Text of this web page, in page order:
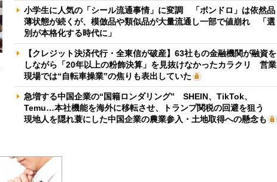
小学生に人気の「シール流通事情」に変調 「ボンドロ」は依然品
薄状態が続くが、模倣品や類似品が大量流通し一部で値崩れ 「選
別が本格化する時代に」
【クレジット決済代行・全東信が破産】63社もの金融機関が融資を
しながら「20年以上の粉飾決算」を見抜けなかったカラクリ 営業
現場では“自転車操業”の焦りも表出していた
急増する中国企業の“国籍ロンダリング” SHEIN、TikTok、
Temu…本社機能を海外に移転させ、トランプ関税の回避を狙う
現地人を隠れ蓑にした中国企業の農業参入・土地取得への懸念も